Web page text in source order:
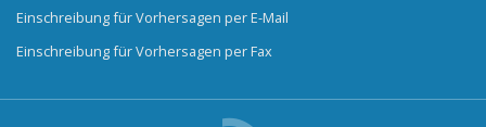
Einschreibung für Vorhersagen per E-Mail
Einschreibung für Vorhersagen per Fax